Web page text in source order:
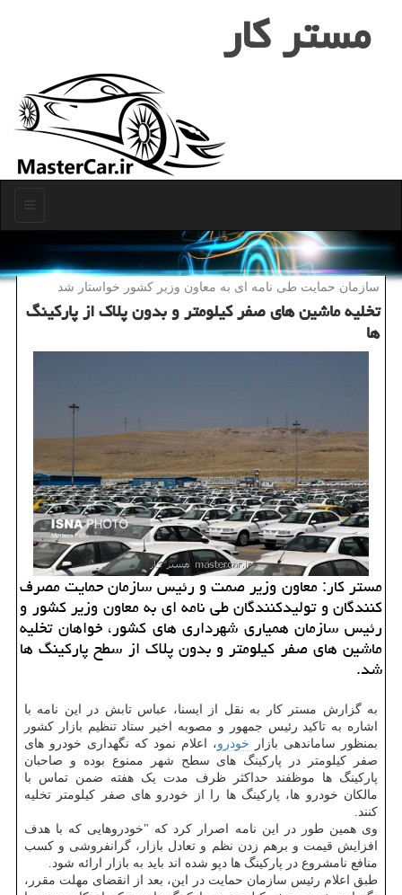
مستر كار
سازمان حمایت طی نامه ای به معاون وزیر كشور خواستار شد
تخلیه ماشین های صفر كیلومتر و بدون پلاك از پاركینگ
ها
مستر كار: معاون وزیر صمت و رئیس سازمان حمایت مصرف
كنندگان و تولیدكنندگان طی نامه ای به معاون وزیر كشور و
رئیس سازمان همیاری شهرداری های كشور، خواهان تخلیه
ماشین های صفر كیلومتر و بدون پلاك از سطح پاركینگ ها
شد.
به گزارش مستر کار به نقل از ایسنا، عباس تابش در این نامه با
اشاره به تاکید رئیس جمهور و مصوبه اخیر ستاد تنظیم بازار کشور
بمنظور ساماندهی بازار خودرو، اعلام نمود که نگهداری خودرو های
صفر کیلومتر در پارکینگ های سطح شهر ممنوع بوده و صاحبان
پارکینگ ها موظفند حداکثر ظرف مدت یک هفته ضمن تماس با
مالکان خودرو ها، پارکینگ ها را از خودرو های صفر کیلومتر تخلیه
کنند.
وی همین طور در این نامه اصرار کرد که "خودروهایی که با هدف
افزایش قیمت و برهم زدن نظم و تعادل بازار، گرانفروشی و کسب
منافع نامشروع در پارکینگ ها دپو شده اند باید به بازار ارائه شود.
طبق اعلام رئیس سازمان حمایت در این، بعد از انقضای مهلت مقرر،